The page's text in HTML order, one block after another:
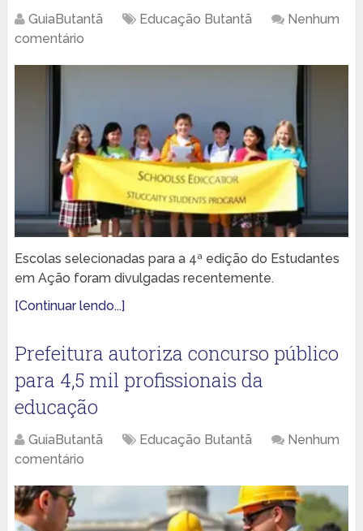
GuiaButantã Educação Butantã
Nenhum
comentário
Escolas selecionadas para a 4ª edição do Estudantes
em Ação foram divulgadas recentemente.
[Continuar lendo...]
Prefeitura autoriza concurso público
para 4,5 mil profissionais da
educação
GuiaButantã Educação Butantã
Nenhum
comentário